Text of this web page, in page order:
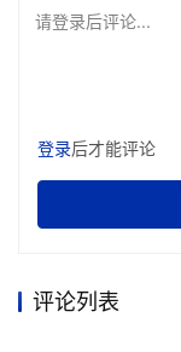
部以及全球350多
更多社区。”
三星电子
Lee表示：“基于
开源POWER
请登录后评论...
登录后才能评论
评论列表